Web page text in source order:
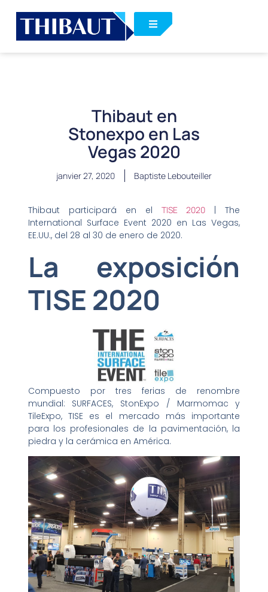
Thibaut en
Stonexpo en Las
Vegas 2020
janvier 27, 2020 Baptiste Lebouteiller
Thibaut participará en elTISE 2020 | The
International Surface Event 2020 en Las Vegas,
EE.UU., del 28 al 30 de enero de 2020.
La exposición
TISE 2020
Compuesto por tres ferias de renombre
mundial: SURFACES, StonExpo / Marmomac y
TileExpo, TISE es el mercado más importante
para los profesionales de la pavimentación, la
piedra y la cerámica en América.